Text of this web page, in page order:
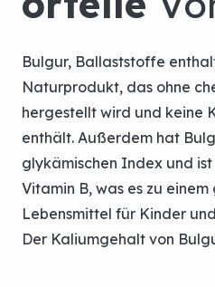
Bulgur, Ballaststoffe
Naturprodukt, das ohne
hergestellt wird und keine
enthält. Außerdem hat
glykämischen Index und
Vitamin B, was es zu
Lebensmittel für Kinder
Der Kaliumgehalt von